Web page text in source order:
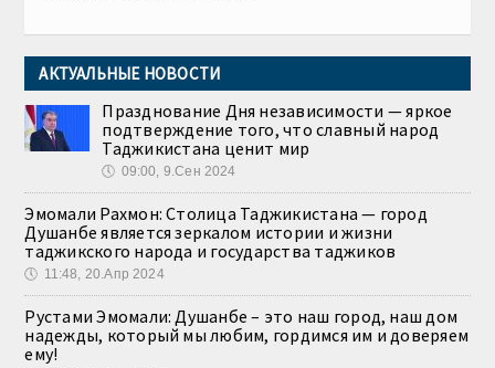
АКТУАЛЬНЫЕ НОВОСТИ
Празднование Дня независимости — яркое
подтверждение того, что славный народ
Таджикистана ценит мир
🕔 09:00, 9.Сен 2024
Эмомали Рахмон: Столица Таджикистана — город
Душанбе является зеркалом истории и жизни
таджикского народа и государства таджиков
🕔 11:48, 20.Апр 2024
Рустами Эмомали: Душанбе – это наш город, наш дом
надежды, который мы любим, гордимся им и доверяем
ему!